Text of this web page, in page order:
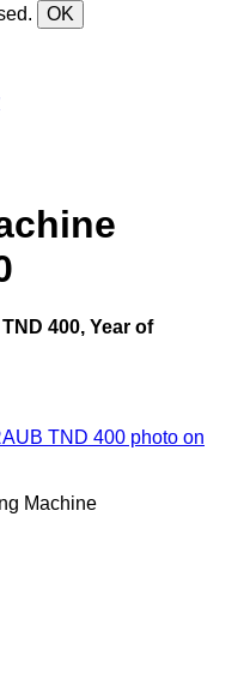
OK
400, Year of
Machine